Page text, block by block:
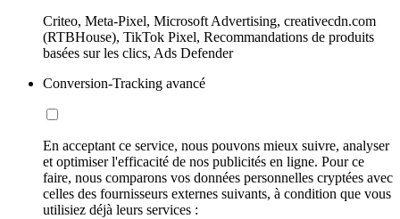
Criteo, Meta-Pixel, Microsoft Advertising, creativecdn.com
(RTBHouse), TikTok Pixel, Recommandations de produits
basées sur les clics, Ads Defender
Conversion-Tracking avancé
En acceptant ce service, nous pouvons mieux suivre, analyser
et optimiser l'efficacité de nos publicités en ligne. Pour ce
faire, nous comparons vos données personnelles cryptées avec
celles des fournisseurs externes suivants, à condition que vous
utilisiez déjà leurs services :